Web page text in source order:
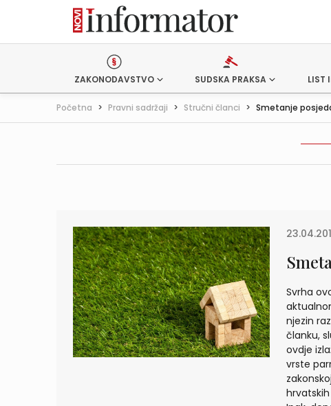
ZAKONODAVSTVO SUDSKA PRAKSA LIST
Početna > Pravni sadržaji > Stručni članci > Smetanje
Svrha
njezin
članku,
ovdje
vrste